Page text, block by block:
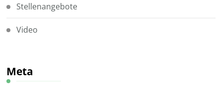
Stellenangebote
Video
Meta